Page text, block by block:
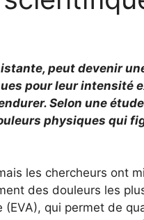
peut devenir
pour leur intensité
Selon une
physiques qui
les chercheurs ont
des douleurs les
(EVA), qui permet de